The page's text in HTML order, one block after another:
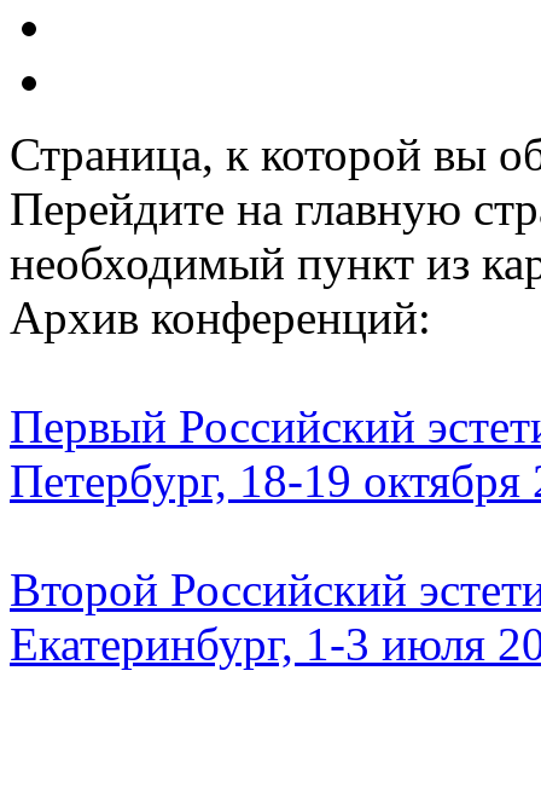
Страница, к которой вы
Перейдите на главную
необходимый пункт из
Архив конференций:
Первый Российский
Петербург, 18-19 октября
Второй Российский
Екатеринбург, 1-3 июля